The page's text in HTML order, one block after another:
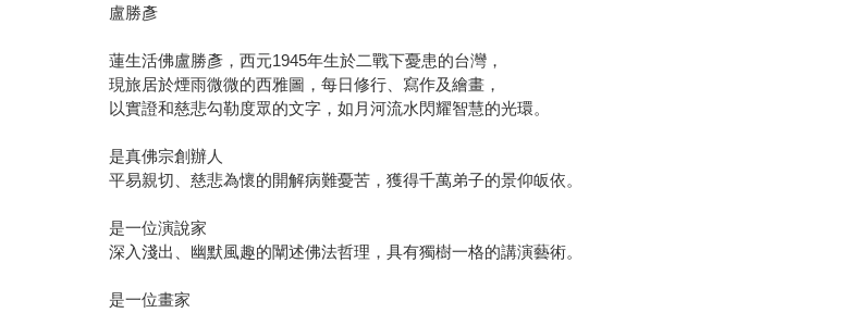
盧勝彥
蓮生活佛盧勝彥，西元1945年生於二戰下憂患的台灣，
現旅居於煙雨微微的西雅圖，每日修行、寫作及繪畫，
以實證和慈悲勾勒度眾的文字，如月河流水閃耀智慧的光環。
是真佛宗創辦人
平易親切、慈悲為懷的開解病難憂苦，獲得千萬弟子的景仰皈依。
是一位演說家
深入淺出、幽默風趣的闡述佛法哲理，具有獨樹一格的講演藝術。
是一位畫家